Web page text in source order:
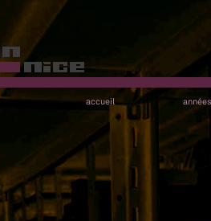
accueil années